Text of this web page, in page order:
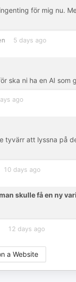
för mig
5 days ago
ska ni ha en AI som
ago
att lyssna på
10 days ago
skulle få en ny
12 days ago
a Website